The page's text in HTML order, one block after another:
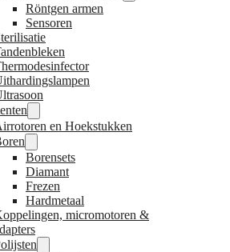
Röntgen armen
Sensoren
en Hoekstukken
Borensets
Diamant
Frezen
Hardmetaal
micromotoren &